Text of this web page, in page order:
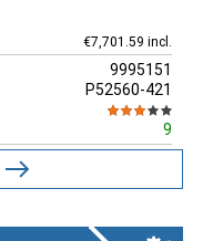
€7,701.59 incl.
9995151
P52560-421
9